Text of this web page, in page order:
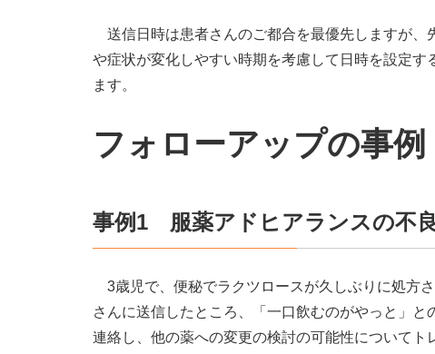
送信日時は患者さんのご都合を最優先しますが、
や症状が変化しやすい時期を考慮して日時を設定
ます。
フォローアップの事例
事例1 服薬アドヒアランスの不
3歳児で、便秘でラクツロースが久しぶりに処方
さんに送信したところ、「一口飲むのがやっと」
連絡し、他の薬への変更の検討の可能性について